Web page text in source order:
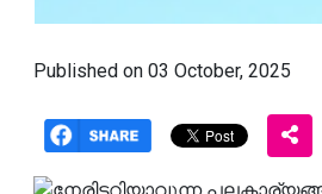
Published on 03 October, 2025